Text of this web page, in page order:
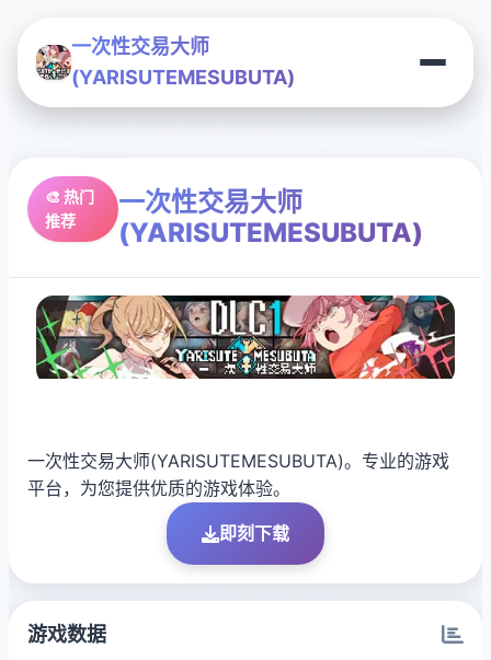
一次性交易大师
(YARISUTEMESUBUTA)
🎨 热门
推荐
一次性交易大师
(YARISUTEMESUBUTA)
一次性交易大师(YARISUTEMESUBUTA)。专业的游戏
平台，为您提供优质的游戏体验。
即刻下载
游戏数据